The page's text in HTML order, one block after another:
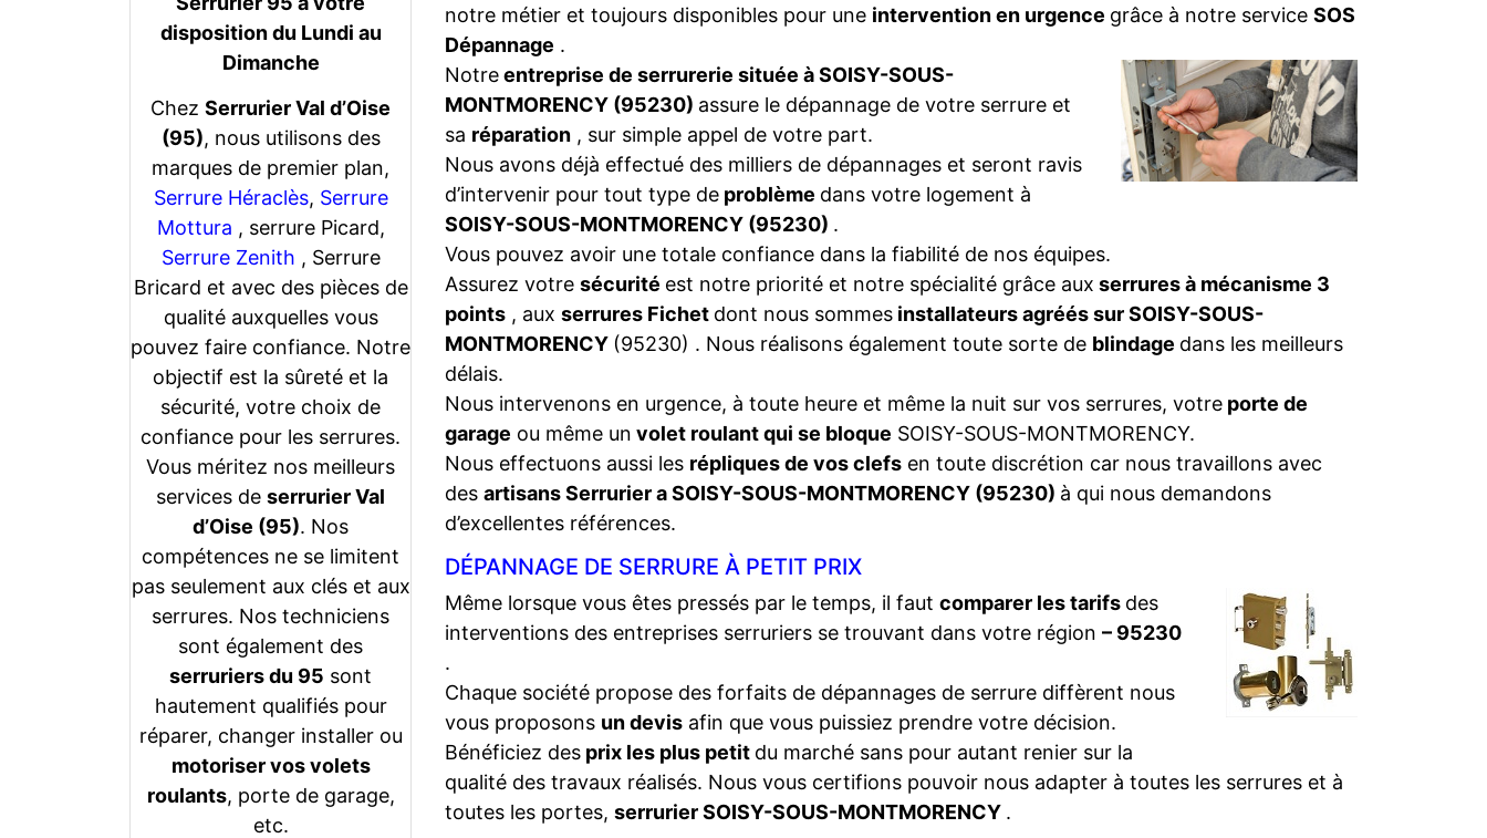
disposition du Lundi au
Dimanche
Chez Serrurier Val d’Oise
(95), nous utilisons des
marques de premier plan,
Serrure Héraclès, Serrure
Mottura , serrure Picard,
Serrure Zenith , Serrure
Bricard et avec des pièces de
qualité auxquelles vous
pouvez faire confiance. Notre
objectif est la sûreté et la
sécurité, votre choix de
confiance pour les serrures.
Vous méritez nos meilleurs
services de serrurier Val
d’Oise (95). Nos
compétences ne se limitent
pas seulement aux clés et aux
serrures. Nos techniciens
sont également des
serruriers du 95 sont
hautement qualifiés pour
réparer, changer installer ou
motoriser vos volets
roulants, porte de garage,
etc.
notre métier et toujours disponibles pour une intervention en urgence grâce à notre service SOS
Dépannage .
Notreentreprise de serrurerie située à SOISY-SOUS-
MONTMORENCY (95230) assure le dépannage de votre serrure et
sa réparation , sur simple appel de votre part.
Nous avons déjà effectué des milliers de dépannages et seront ravis
d’intervenir pour tout type de problème dans votre logement à
SOISY-SOUS-MONTMORENCY (95230) .
Vous pouvez avoir une totale confiance dans la fiabilité de nos équipes.
Assurez votre sécurité est notre priorité et notre spécialité grâce aux serrures à mécanisme 3
points , aux serrures Fichet dont nous sommes installateurs agréés sur SOISY-SOUS-
MONTMORENCY (95230) . Nous réalisons également toute sorte de blindage dans les meilleurs
délais.
Nous intervenons en urgence, à toute heure et même la nuit sur vos serrures, votre porte de
garage ou même un volet roulant qui se bloque SOISY-SOUS-MONTMORENCY.
Nous effectuons aussi les répliques de vos clefs en toute discrétion car nous travaillons avec
des artisans Serrurier a SOISY-SOUS-MONTMORENCY (95230) à qui nous demandons
d’excellentes références.
DÉPANNAGE DE SERRURE À PETIT PRIX
Même lorsque vous êtes pressés par le temps, il faut comparer les tarifs des
interventions des entreprises serruriers se trouvant dans votre région – 95230
.
Chaque société propose des forfaits de dépannages de serrure diffèrent nous
vous proposons un devis afin que vous puissiez prendre votre décision.
Bénéficiez des prix les plus petit du marché sans pour autant renier sur la
qualité des travaux réalisés. Nous vous certifions pouvoir nous adapter à toutes les serrures et à
toutes les portes, serrurier SOISY-SOUS-MONTMORENCY .